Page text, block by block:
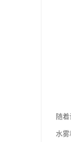
随
水雾